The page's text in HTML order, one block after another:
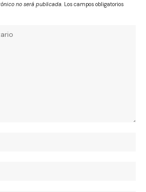
no será publicada. Los campos obligatorios